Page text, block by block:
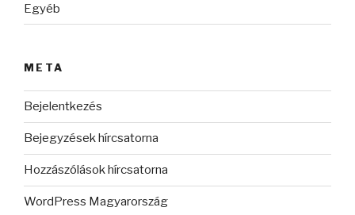
Egyéb
META
Bejelentkezés
Bejegyzések hírcsatorna
Hozzászólások hírcsatorna
WordPress Magyarország